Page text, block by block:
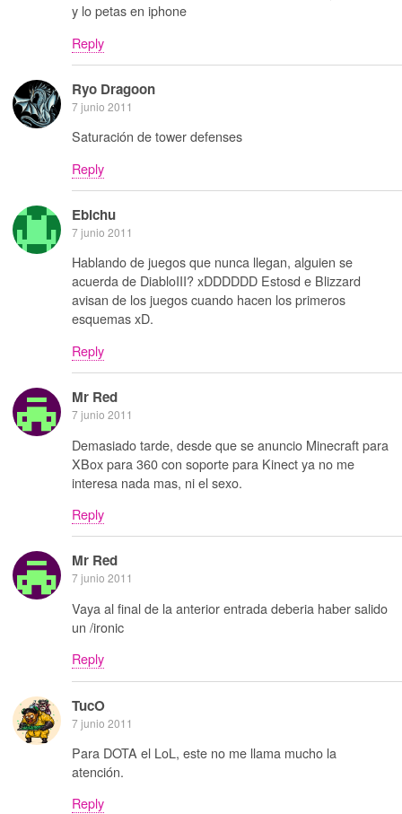
y lo petas en iphone
Reply
Ryo Dragoon
7 junio 2011
Saturación de tower defenses
Reply
Ebichu
7 junio 2011
Hablando de juegos que nunca llegan, alguien se
acuerda de DiabloIII? xDDDDDD Estosd e Blizzard
avisan de los juegos cuando hacen los primeros
esquemas xD.
Reply
Mr Red
7 junio 2011
Demasiado tarde, desde que se anuncio Minecraft para
XBox para 360 con soporte para Kinect ya no me
interesa nada mas, ni el sexo.
Reply
Mr Red
7 junio 2011
Vaya al final de la anterior entrada deberia haber salido
un /ironic
Reply
TucO
7 junio 2011
Para DOTA el LoL, este no me llama mucho la
atención.
Reply